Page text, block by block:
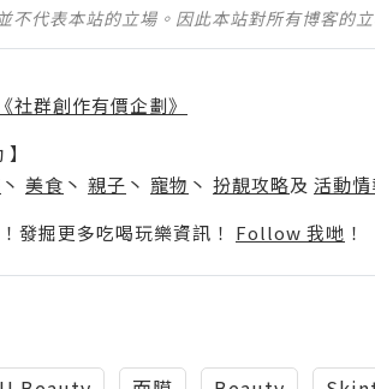
不代表本站的立場。因此本站對所有博客的
社群創作有價企劃》
丶 美食 丶 親子 丶 寵物 丶 扮靚攻略及 活動情
掘更多吃喝玩樂資訊！ Follow 我哋 ！